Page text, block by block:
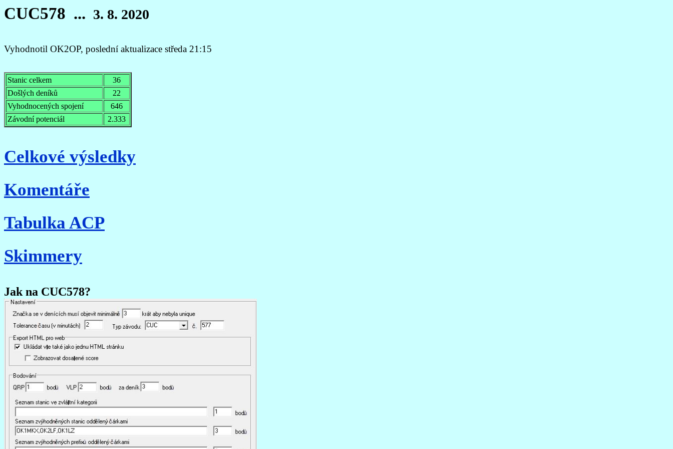
CUC578 ... 3. 8. 2020
Vyhodnotil OK2OP, poslední aktualizace středa 21:15
Stanic celkem
36
Došlých deníků
22
Vyhodnocených spojení
646
Závodní potenciál
2.333
Celkové výsledky
Komentáře
Tabulka ACP
Skimmery
Jak na CUC578?